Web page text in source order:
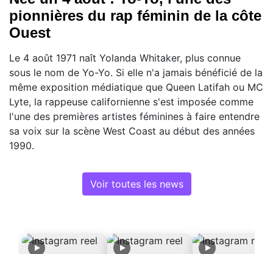
pionnières du rap féminin de la côte
Ouest
Le 4 août 1971 naît Yolanda Whitaker, plus connue
sous le nom de Yo-Yo. Si elle n'a jamais bénéficié de la
même exposition médiatique que Queen Latifah ou MC
Lyte, la rappeuse californienne s'est imposée comme
l'une des premières artistes féminines à faire entendre
sa voix sur la scène West Coast au début des années
1990.
Voir toutes les news